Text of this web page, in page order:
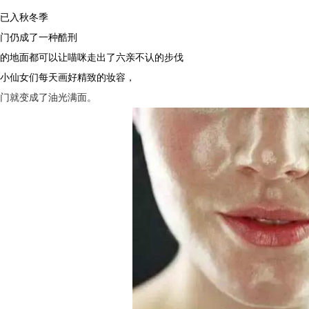
厂家的全球市场策略与扩展计划
美莱宝美容仪厂家告诉您哪些高
产后骨盆修复有必要？美莱宝产
轻熟女抗衰老护肤法！美莱宝美
去橙皮纹、脱毛、美背！夏日「
盘点出眼纹的成因！美莱宝美容
入秋冬季
仍成了一种酷刑
地面都可以让喵咪走出了六亲不认的步伐
仙女们每天画好精致的妆容，
就变成了油光满面。